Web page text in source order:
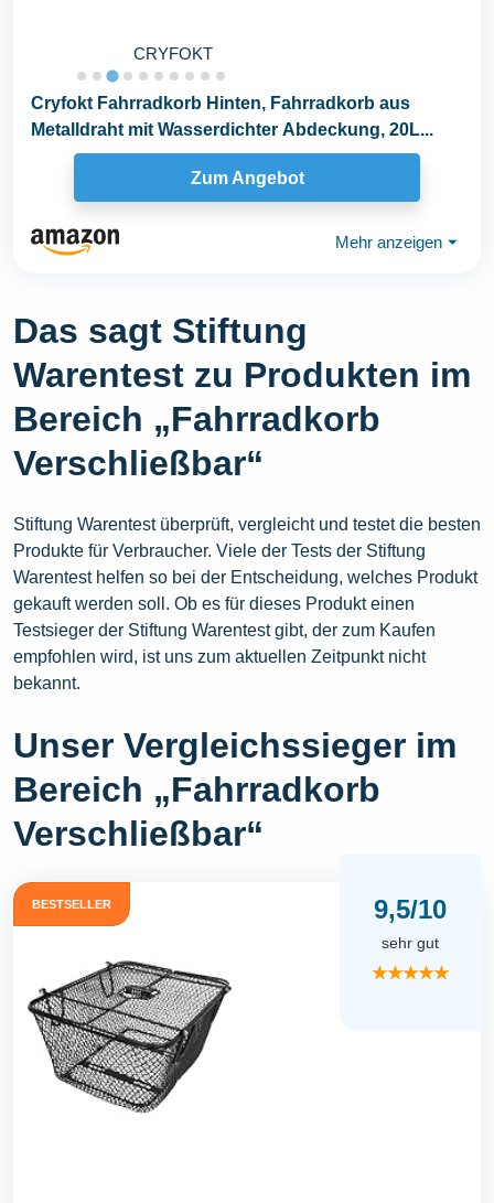
CRYFOKT
Cryfokt Fahrradkorb Hinten, Fahrradkorb aus
Metalldraht mit Wasserdichter Abdeckung, 20L...
Zum Angebot
Mehr anzeigen ⏷
Das sagt Stiftung
Warentest zu Produkten im
Bereich „Fahrradkorb
Verschließbar“
Stiftung Warentest überprüft, vergleicht und testet die besten
Produkte für Verbraucher. Viele der Tests der Stiftung
Warentest helfen so bei der Entscheidung, welches Produkt
gekauft werden soll. Ob es für dieses Produkt einen
Testsieger der Stiftung Warentest gibt, der zum Kaufen
empfohlen wird, ist uns zum aktuellen Zeitpunkt nicht
bekannt.
Unser Vergleichssieger im
Bereich „Fahrradkorb
Verschließbar“
BESTSELLER 9,5/10
sehr gut
★★★★★